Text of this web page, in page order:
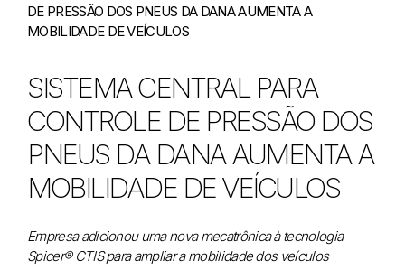
DE PRESSÃO DOS PNEUS DA DANA AUMENTA A
MOBILIDADE DE VEÍCULOS
SISTEMA CENTRAL PARA
CONTROLE DE PRESSÃO DOS
PNEUS DA DANA AUMENTA A
MOBILIDADE DE VEÍCULOS
Empresa adicionou uma nova mecatrônica à tecnologia
Spicer® CTIS para ampliar a mobilidade dos veículos